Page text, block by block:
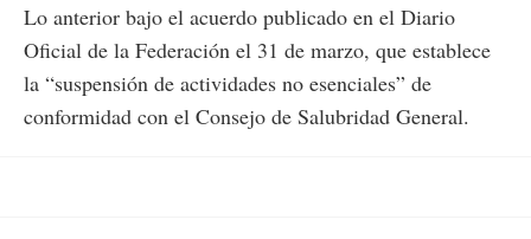
Lo anterior bajo el acuerdo publicado en el Diario
Oficial de la Federación el 31 de marzo, que establece
la “suspensión de actividades no esenciales” de
conformidad con el Consejo de Salubridad General.